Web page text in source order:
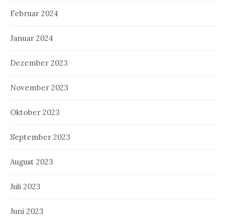
Februar 2024
Januar 2024
Dezember 2023
November 2023
Oktober 2023
September 2023
August 2023
Juli 2023
Juni 2023